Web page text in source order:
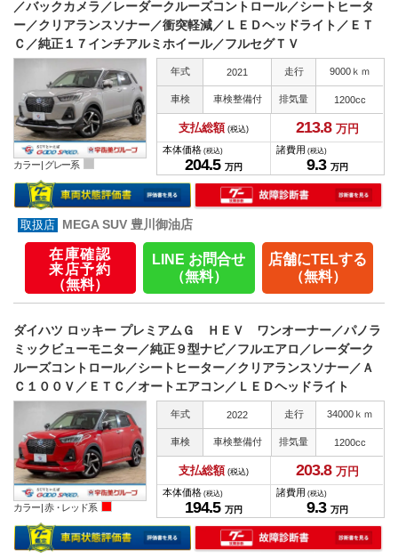
／バックカメラ／レーダークルーズコントロール／シートヒータ
ー／クリアランスソナー／衝突軽減／ＬＥＤヘッドライト／ＥＴ
Ｃ／純正１７インチアルミホイール／フルセグＴＶ
カラー | グレー系
年式 2021 走行 9000ｋｍ
車検 車検整備付 排気量 1200cc
支払総額 (税込) 213.8 万円
本体価格 (税込)
204.5 万円
諸費用 (税込)
9.3 万円
MEGA SUV 豊川御油店
在庫確認
来店予約
（無料）
LINE お問合せ
（無料）
店舗にTELする
（無料）
ダイハツ ロッキー プレミアムＧ ＨＥＶ ワンオーナー／パノラ
ミックビューモニター／純正９型ナビ／フルエアロ／レーダーク
ルーズコントロール／シートヒーター／クリアランスソナー／Ａ
Ｃ１００Ｖ／ＥＴＣ／オートエアコン／ＬＥＤヘッドライト
カラー |赤・レッド系
年式 2022 走行 34000ｋｍ
車検 車検整備付 排気量 1200cc
支払総額 (税込) 203.8 万円
本体価格 (税込)
194.5 万円
諸費用 (税込)
9.3 万円